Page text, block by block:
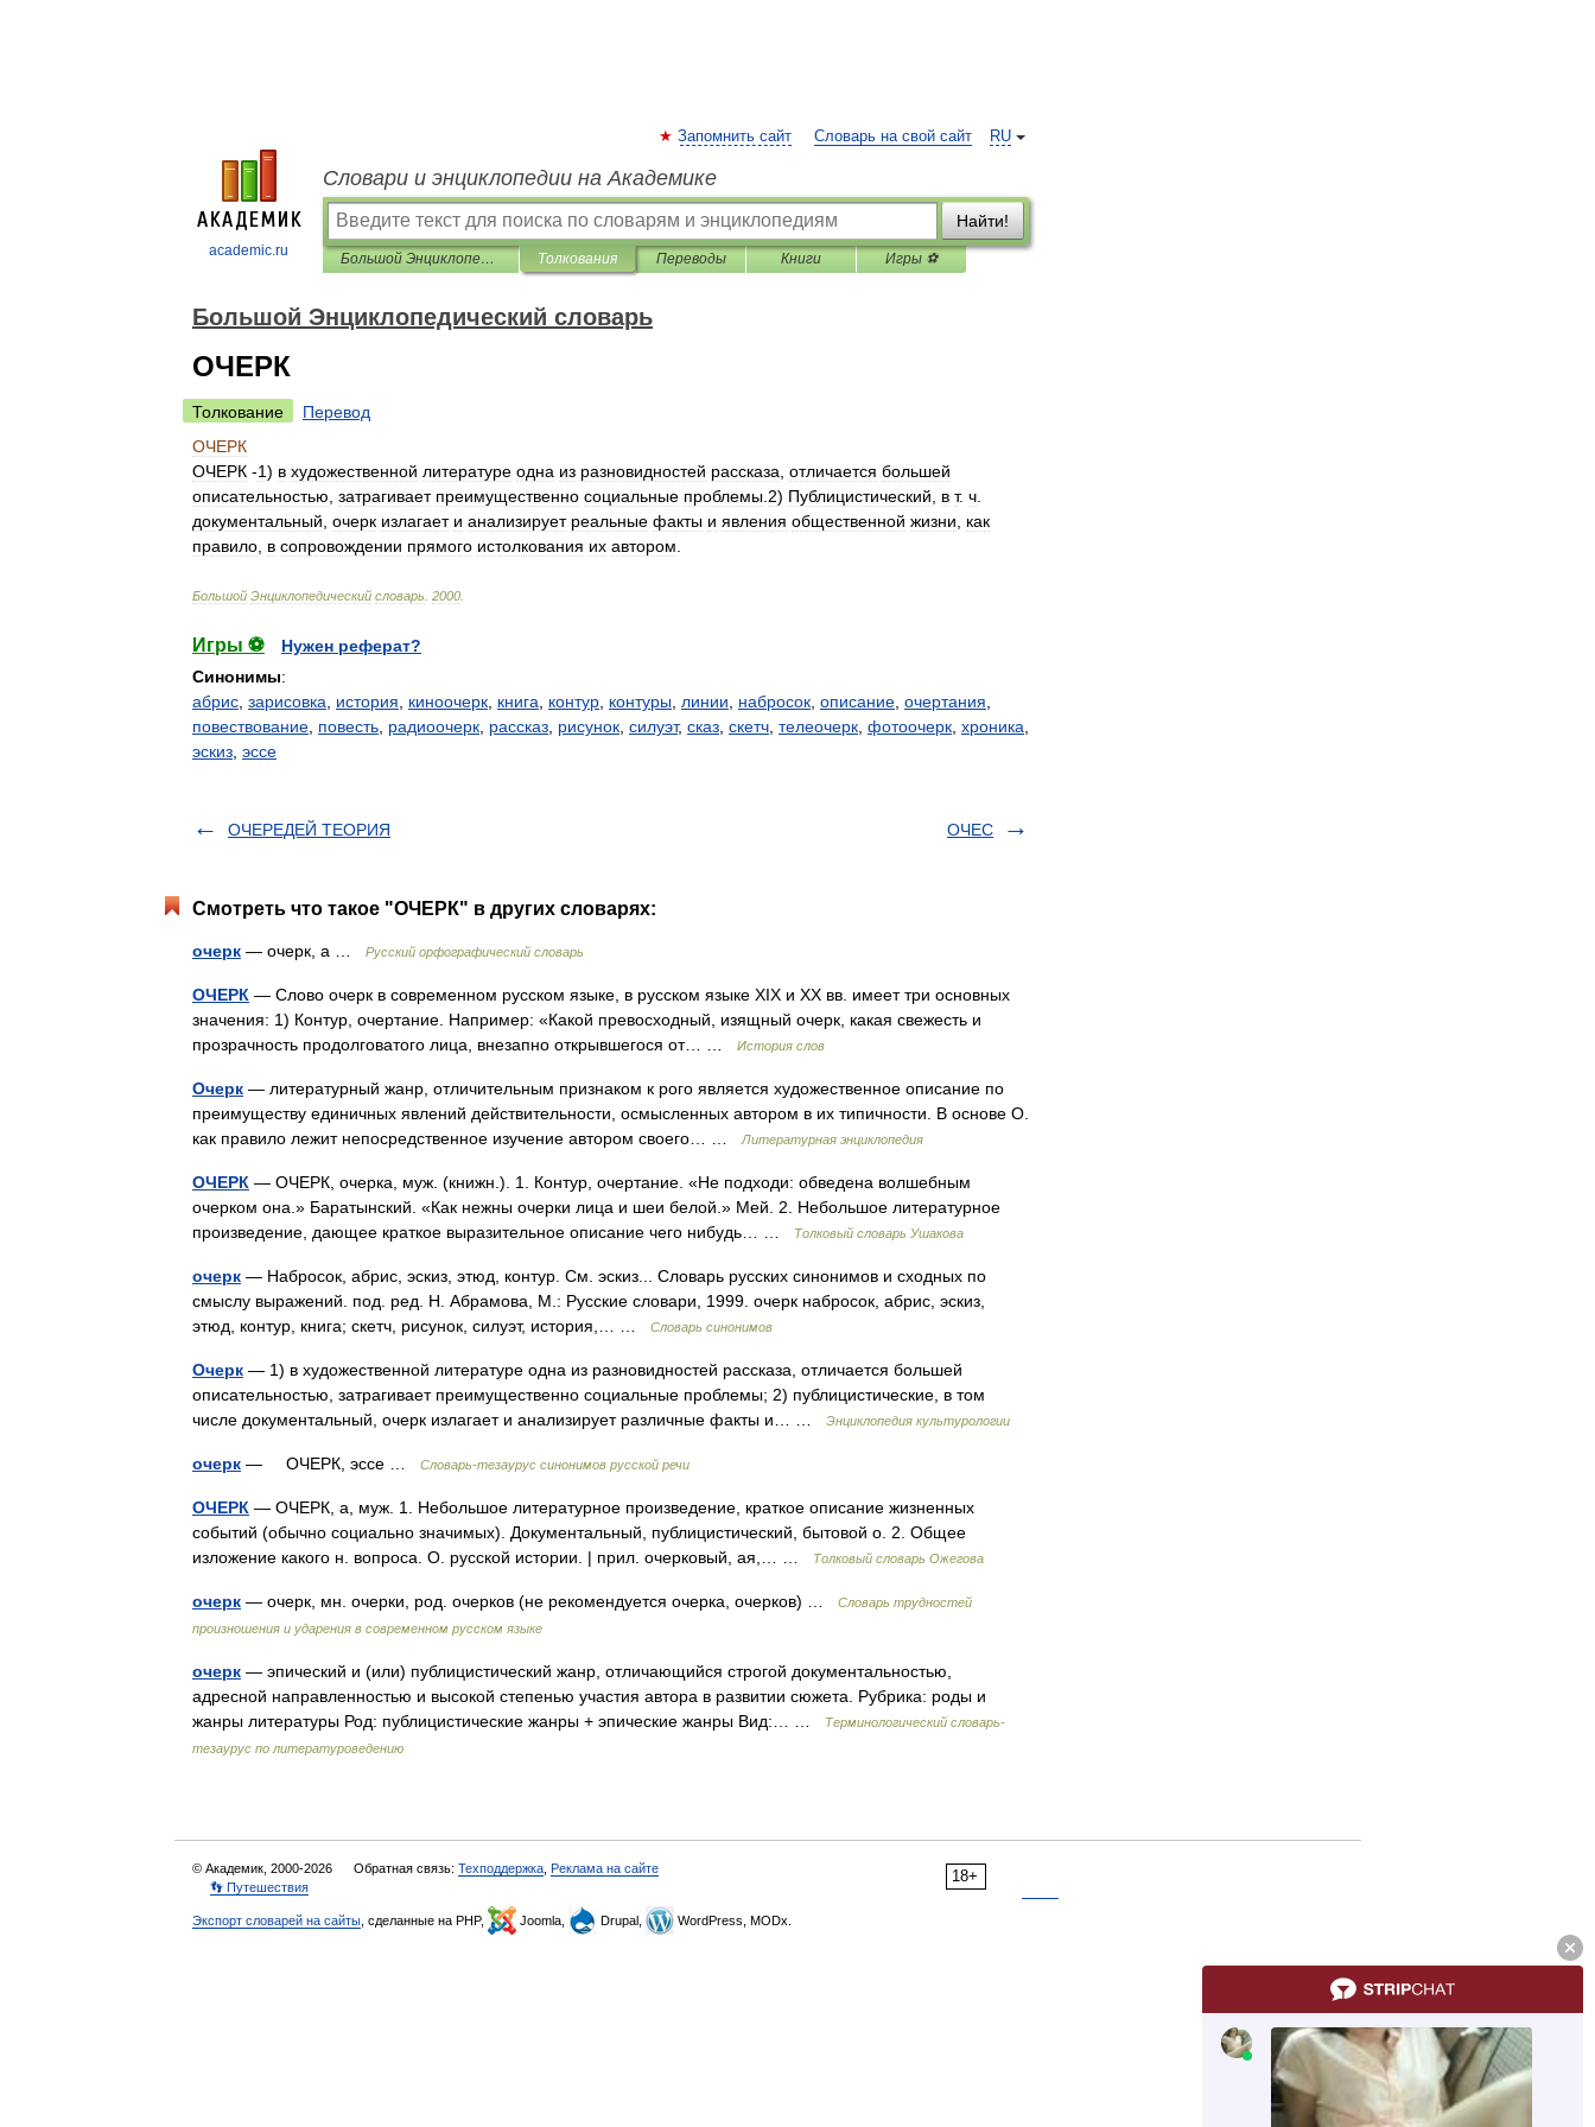
academic.ru
RU
Запомнить сайт Словарь на свой сайт
Словари и энциклопедии на Академике
Найти!
Большой Энциклопедический словарь Толкования Переводы Книги Игры ⚽
Большой Энциклопедический словарь
ОЧЕРК
Толкование
Перевод
ОЧЕРК
ОЧЕРК -1) в художественной литературе одна из разновидностей рассказа отличается большей
описательностью затрагивает преимущественно социальные проблемы 2) Публицистический в т. ч
документальный очерк излагает и анализирует реальные факты и явления общественной жизни
как
правило в сопровождении прямого истолкования их автором
Большой Энциклопедический словарь 2000
Игры ⚽
Нужен реферат?
Синонимы:
абрис зарисовка история киноочерк книга контур контуры линии набросок описание очертания
повествование повесть радиоочерк рассказ рисунок силуэт, сказ скетч телеочерк фотоочерк хроника
эскиз эссе
ОЧЕРЕДЕЙ ТЕОРИЯ ОЧЕС
Смотреть что такое "ОЧЕРК" в других словарях:
очерк — очерк, а … Русский орфографический словарь
ОЧЕРК — Слово очерк в современном русском языке, в русском языке XIX и XX вв. имеет три основных
значения: 1) Контур, очертание. Например: «Какой превосходный, изящный очерк, какая свежесть и
прозрачность продолговатого лица, внезапно открывшегося от… …
История слов
Очерк — литературный жанр, отличительным признаком к рого является художественное описание по
преимуществу единичных явлений действительности, осмысленных автором в их типичности. В основе О.
как правило лежит непосредственное изучение автором своего… …
Литературная энциклопедия
ОЧЕРК — ОЧЕРК, очерка, муж. (книжн.). 1. Контур, очертание. «Не подходи: обведена волшебным
очерком она.» Баратынский. «Как нежны очерки лица и шеи белой.» Мей. 2. Небольшое литературное
произведение, дающее краткое выразительное описание чего нибудь… …
Толковый словарь Ушакова
очерк — Набросок, абрис, эскиз, этюд, контур. См. эскиз... Словарь русских синонимов и сходных по
смыслу выражений. под. ред. Н. Абрамова, М.: Русские словари, 1999. очерк набросок, абрис, эскиз,
этюд, контур, книга; скетч, рисунок, силуэт, история,… …
Словарь синонимов
Очерк — 1) в художественной литературе одна из разновидностей рассказа, отличается большей
описательностью, затрагивает преимущественно социальные проблемы; 2) публицистические, в том
числе документальный, очерк излагает и анализирует различные факты и… …
Энциклопедия культурологии
очерк — ОЧЕРК, эссе … Словарь-тезаурус синонимов русской речи
ОЧЕРК — ОЧЕРК, а, муж. 1. Небольшое литературное произведение, краткое описание жизненных
событий (обычно социально значимых). Документальный, публицистический, бытовой о. 2. Общее
изложение какого н. вопроса. О. русской истории. | прил. очерковый, ая,… …
Толковый словарь Ожегова
очерк — очерк, мн. очерки, род. очерков (не рекомендуется очерка, очерков) …
Словарь трудностей
произношения и ударения в современном русском языке
очерк — эпический и (или) публицистический жанр, отличающийся строгой документальностью,
адресной направленностью и высокой степенью участия автора в развитии сюжета. Рубрика: роды и
жанры литературы Род: публицистические жанры + эпические жанры Вид:… …
Терминологический словарь-
тезаурус по литературоведению
18+
© Академик, 2000-2026 Обратная связь: Техподдержка Реклама на сайте
👣 Путешествия
Экспорт словарей на сайты , сделанные на PHP, Joomla, Drupal, WordPress, MODx.